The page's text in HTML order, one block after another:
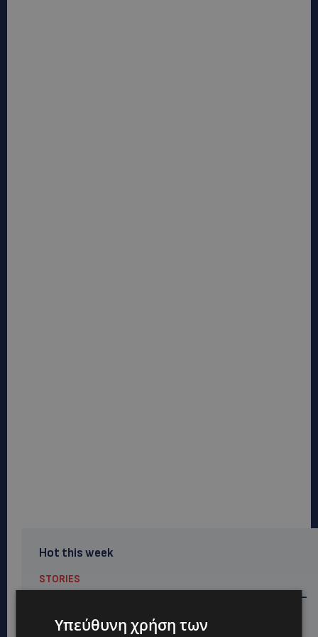
Hot this week
STORIES
ΓΕΝΕΘΛΙΟΣ ΗΜΕΡΑ: Η ηλικία είναι μόνο ένας αριθμός –
ιστορία
Υπεύθυνη χρήση των